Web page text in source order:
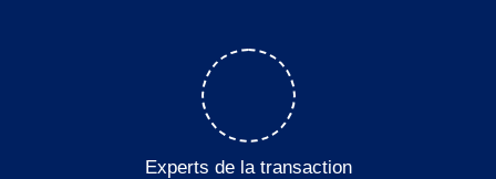
Experts de la transaction